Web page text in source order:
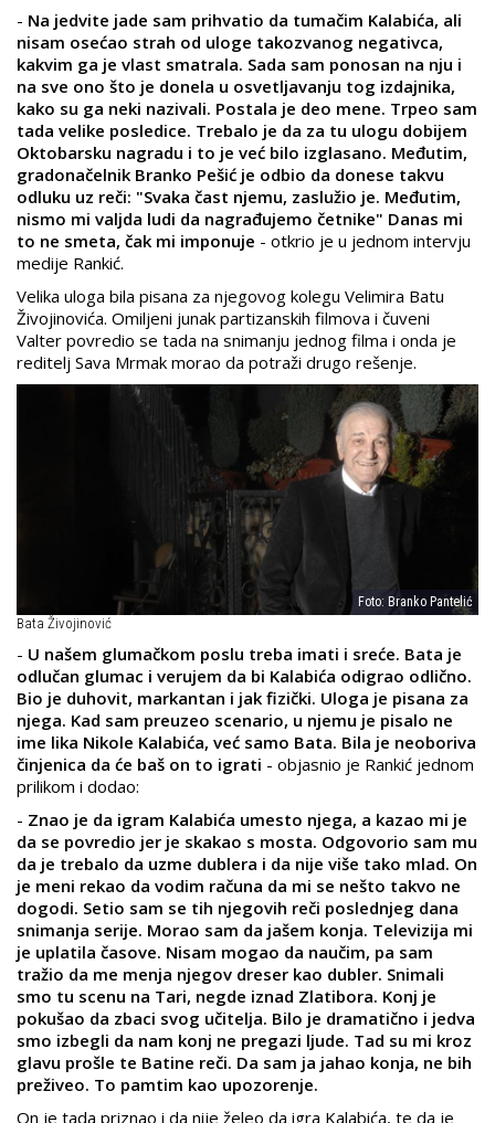
- Na jedvite jade sam prihvatio da tumačim Kalabića, ali
nisam osećao strah od uloge takozvanog negativca,
kakvim ga je vlast smatrala. Sada sam ponosan na nju i
na sve ono što je donela u osvetljavanju tog izdajnika,
kako su ga neki nazivali. Postala je deo mene. Trpeo sam
tada velike posledice. Trebalo je da za tu ulogu dobijem
Oktobarsku nagradu i to je već bilo izglasano. Međutim,
gradonačelnik Branko Pešić je odbio da donese takvu
odluku uz reči: "Svaka čast njemu, zaslužio je. Međutim,
nismo mi valjda ludi da nagrađujemo četnike" Danas mi
to ne smeta, čak mi imponuje - otkrio je u jednom intervju
medije Rankić.
Velika uloga bila pisana za njegovog kolegu Velimira Batu
Živojinovića. Omiljeni junak partizanskih filmova i čuveni
Valter povredio se tada na snimanju jednog filma i onda je
reditelj Sava Mrmak morao da potraži drugo rešenje.
Foto: Branko Pantelić
Bata Živojinović
- U našem glumačkom poslu treba imati i sreće. Bata je
odlučan glumac i verujem da bi Kalabića odigrao odlično.
Bio je duhovit, markantan i jak fizički. Uloga je pisana za
njega. Kad sam preuzeo scenario, u njemu je pisalo ne
ime lika Nikole Kalabića, već samo Bata. Bila je neoboriva
činjenica da će baš on to igrati - objasnio je Rankić jednom
prilikom i dodao:
- Znao je da igram Kalabića umesto njega, a kazao mi je
da se povredio jer je skakao s mosta. Odgovorio sam mu
da je trebalo da uzme dublera i da nije više tako mlad. On
je meni rekao da vodim računa da mi se nešto takvo ne
dogodi. Setio sam se tih njegovih reči poslednjeg dana
snimanja serije. Morao sam da jašem konja. Televizija mi
je uplatila časove. Nisam mogao da naučim, pa sam
tražio da me menja njegov dreser kao dubler. Snimali
smo tu scenu na Tari, negde iznad Zlatibora. Konj je
pokušao da zbaci svog učitelja. Bilo je dramatično i jedva
smo izbegli da nam konj ne pregazi ljude. Tad su mi kroz
glavu prošle te Batine reči. Da sam ja jahao konja, ne bih
preživeo. To pamtim kao upozorenje.
On je tada priznao i da nije želeo da igra Kalabića, te da je